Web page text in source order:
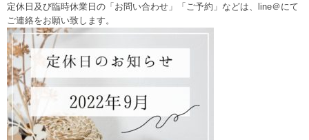
定休日及び臨時休業日の「お問い合わせ」「ご予約」などは、line＠にて
ご連絡をお願い致します。